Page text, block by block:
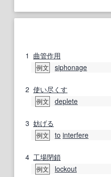
1 曲管作用
例文 siphonage
2 使い尽くす
例文 deplete
3 妨げる
例文 to interfere
4 工場閉鎖
例文 lockout